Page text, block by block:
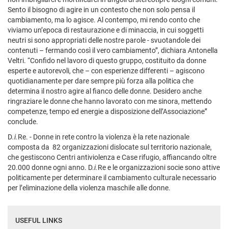
Sento il bisogno di agire in un contesto che non solo pensa il
cambiamento, ma lo agisce. Al contempo, mi rendo conto che
viviamo un’epoca di restaurazione e di minaccia, in cui soggetti
neutri si sono appropriati delle nostre parole - svuotandole dei
contenuti – fermando così il vero cambiamento”, dichiara Antonella
Veltri. “Confido nel lavoro di questo gruppo, costituito da donne
esperte e autorevoli, che – con esperienze differenti – agiscono
quotidianamente per dare sempre più forza alla politica che
determina il nostro agire al fianco delle donne. Desidero anche
ringraziare le donne che hanno lavorato con me sinora, mettendo
competenze, tempo ed energie a disposizione dell’Associazione”
conclude.
D.i.Re. - Donne in rete contro la violenza è la rete nazionale
composta da 82 organizzazioni dislocate sul territorio nazionale,
che gestiscono Centri antiviolenza e Case rifugio, affiancando oltre
20.000 donne ogni anno. D.i.Re e le organizzazioni socie sono attive
politicamente per determinare il cambiamento culturale necessario
per l’eliminazione della violenza maschile alle donne.
USEFUL LINKS